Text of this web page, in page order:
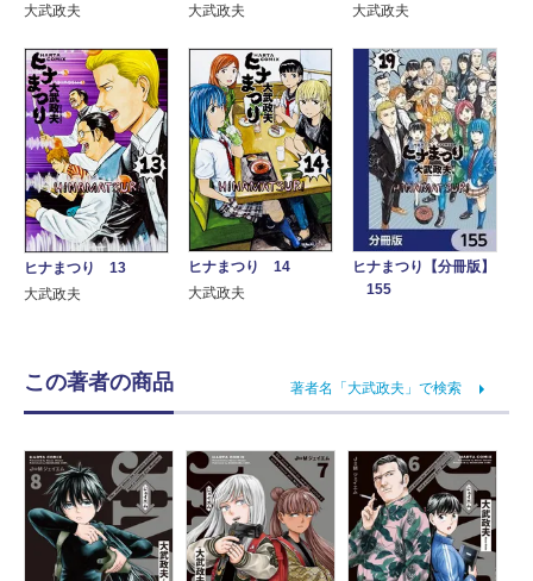
大武政夫
大武政夫
大武政夫
ヒナまつり 13
大武政夫
ヒナまつり 14
大武政夫
ヒナまつり【分冊版】
155
この著者の商品 著者名「大武政夫」で検索